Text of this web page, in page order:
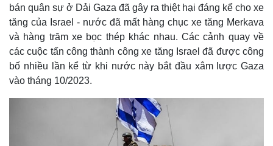
Biển đảo
bán quân sự ở Dải Gaza đã gây ra thiệt hại đáng kể cho xe
tăng của Israel - nước đã mất hàng chục xe tăng Merkava
và hàng trăm xe bọc thép khác nhau. Các cảnh quay về
các cuộc tấn công thành công xe tăng Israel đã được công
bố nhiều lần kể từ khi nước này bắt đầu xâm lược Gaza
vào tháng 10/2023.